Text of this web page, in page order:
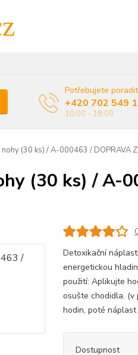
Potřebujete
+420 702 549
10:00 - 18:00
(30 ks) / A-000463 / DOPRAVA
(30 ks) / A-
Detoxikační
energetickou
použití: Aplikujte
osušte chodidla. (v
hodin, poté náplast
Dostupnost